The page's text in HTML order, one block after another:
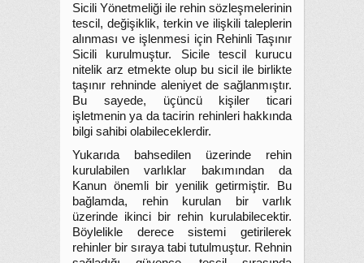
Sicili Yönetmeliği ile rehin sözleşmelerinin
tescil, değişiklik, terkin ve ilişkili taleplerin
alınması ve işlenmesi için Rehinli Taşınır
Sicili kurulmuştur. Sicile tescil kurucu
nitelik arz etmekte olup bu sicil ile birlikte
taşınır rehninde aleniyet de sağlanmıştır.
Bu sayede, üçüncü kişiler ticari
işletmenin ya da tacirin rehinleri hakkında
bilgi sahibi olabileceklerdir.
Yukarıda bahsedilen üzerinde rehin
kurulabilen varlıklar bakımından da
Kanun önemli bir yenilik getirmiştir. Bu
bağlamda, rehin kurulan bir varlık
üzerinde ikinci bir rehin kurulabilecektir.
Böylelikle derece sistemi getirilerek
rehinler bir sıraya tabi tutulmuştur. Rehnin